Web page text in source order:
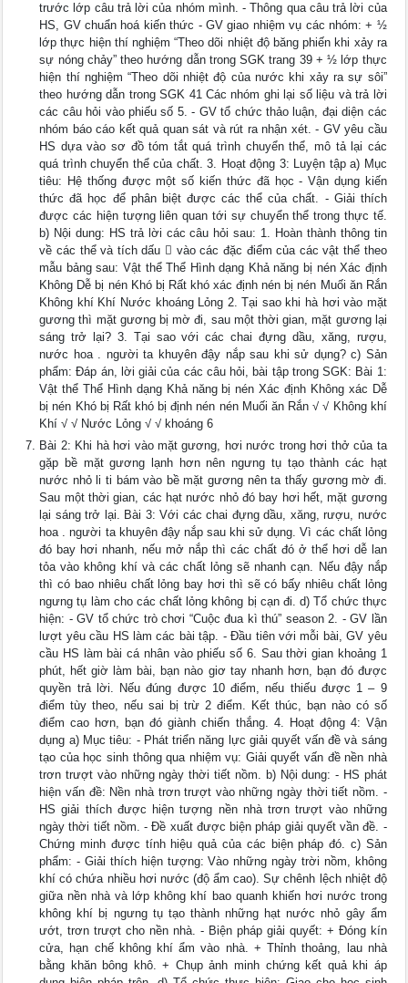
trước lớp câu trả lời của nhóm mình. - Thông qua câu trả lời của
HS, GV chuẩn hoá kiến thức - GV giao nhiệm vụ các nhóm: + ½
lớp thực hiện thí nghiệm “Theo dõi nhiệt độ băng phiến khi xảy ra
sự nóng chảy” theo hướng dẫn trong SGK trang 39 + ½ lớp thực
hiện thí nghiệm “Theo dõi nhiệt độ của nước khi xảy ra sự sôi”
theo hướng dẫn trong SGK 41 Các nhóm ghi lại số liệu và trả lời
các câu hỏi vào phiếu số 5. - GV tổ chức thảo luận, đại diện các
nhóm báo cáo kết quả quan sát và rút ra nhận xét. - GV yêu cầu
HS dựa vào sơ đồ tóm tắt quá trình chuyển thể, mô tả lại các
quá trình chuyển thể của chất. 3. Hoạt động 3: Luyện tập a) Mục
tiêu: Hệ thống được một số kiến thức đã học - Vận dụng kiến
thức đã học để phân biệt được các thể của chất. - Giải thích
được các hiện tượng liên quan tới sự chuyển thể trong thực tế.
b) Nội dung: HS trả lời các câu hỏi sau: 1. Hoàn thành thông tin
về các thể và tích dấu  vào các đặc điểm của các vật thể theo
mẫu bảng sau: Vật thể Thể Hình dạng Khả năng bị nén Xác định
Không Dễ bị nén Khó bị Rất khó xác định nén bị nén Muối ăn Rắn
Không khí Khí Nước khoáng Lỏng 2. Tại sao khi hà hơi vào mặt
gương thì mặt gương bị mờ đi, sau một thời gian, mặt gương lại
sáng trở lại? 3. Tại sao với các chai đựng dầu, xăng, rượu,
nước hoa . người ta khuyên đậy nắp sau khi sử dụng? c) Sản
phẩm: Đáp án, lời giải của các câu hỏi, bài tập trong SGK: Bài 1:
Vật thể Thể Hình dạng Khả năng bị nén Xác định Không xác Dễ
bị nén Khó bị Rất khó bị định nén nén Muối ăn Rắn √ √ Không khí
Khí √ √ Nước Lỏng √ √ khoáng 6
Bài 2: Khi hà hơi vào mặt gương, hơi nước trong hơi thở của ta
gặp bề mặt gương lạnh hơn nên ngưng tụ tạo thành các hạt
nước nhỏ li ti bám vào bề mặt gương nên ta thấy gương mờ đi.
Sau một thời gian, các hạt nước nhỏ đó bay hơi hết, mặt gương
lại sáng trở lại. Bài 3: Với các chai đựng dầu, xăng, rượu, nước
hoa . người ta khuyên đậy nắp sau khi sử dụng. Vì các chất lỏng
đó bay hơi nhanh, nếu mở nắp thì các chất đó ở thể hơi dễ lan
tỏa vào không khí và các chất lỏng sẽ nhanh cạn. Nếu đậy nắp
thì có bao nhiêu chất lỏng bay hơi thì sẽ có bấy nhiêu chất lỏng
ngưng tụ làm cho các chất lỏng không bị cạn đi. d) Tổ chức thực
hiện: - GV tổ chức trò chơi “Cuộc đua kì thú” season 2. - GV lần
lượt yêu cầu HS làm các bài tập. - Đầu tiên với mỗi bài, GV yêu
cầu HS làm bài cá nhân vào phiếu số 6. Sau thời gian khoảng 1
phút, hết giờ làm bài, bạn nào giơ tay nhanh hơn, bạn đó được
quyền trả lời. Nếu đúng được 10 điểm, nếu thiếu được 1 – 9
điểm tùy theo, nếu sai bị trừ 2 điểm. Kết thúc, bạn nào có số
điểm cao hơn, bạn đó giành chiến thắng. 4. Hoạt động 4: Vận
dụng a) Mục tiêu: - Phát triển năng lực giải quyết vấn đề và sáng
tạo của học sinh thông qua nhiệm vụ: Giải quyết vấn đề nền nhà
trơn trượt vào những ngày thời tiết nồm. b) Nội dung: - HS phát
hiện vấn đề: Nền nhà trơn trượt vào những ngày thời tiết nồm. -
HS giải thích được hiện tượng nền nhà trơn trượt vào những
ngày thời tiết nồm. - Đề xuất được biện pháp giải quyết vần đề. -
Chứng minh được tính hiệu quả của các biện pháp đó. c) Sản
phẩm: - Giải thích hiện tượng: Vào những ngày trời nồm, không
khí có chứa nhiều hơi nước (độ ẩm cao). Sự chênh lệch nhiệt độ
giữa nền nhà và lớp không khí bao quanh khiến hơi nước trong
không khí bị ngưng tụ tạo thành những hạt nước nhỏ gây ẩm
ướt, trơn trượt cho nền nhà. - Biện pháp giải quyết: + Đóng kín
cửa, hạn chế không khí ẩm vào nhà. + Thỉnh thoảng, lau nhà
bằng khăn bông khô. + Chụp ảnh minh chứng kết quả khi áp